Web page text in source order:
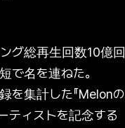
グ総再生回数10億回
で名を連ねた。
を集計した『Melonの
ティストを記念する